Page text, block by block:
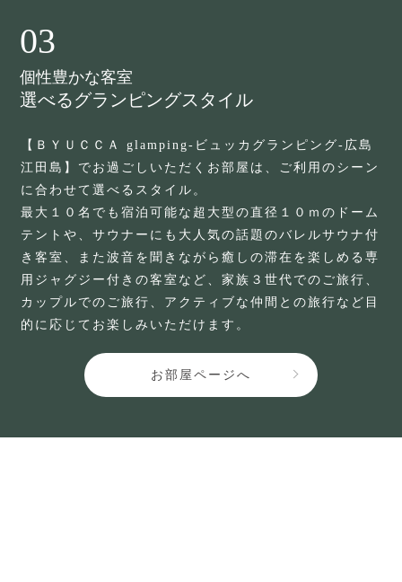
03
個性豊かな客室
選べるグランピングスタイル
【ＢＹＵＣＣＡ glamping-ビュッカグランピング-広島
江田島】でお過ごしいただくお部屋は、ご利用のシーン
に合わせて選べるスタイル。
最大１０名でも宿泊可能な超大型の直径１０ｍのドーム
テントや、サウナーにも大人気の話題のバレルサウナ付
き客室、また波音を聞きながら癒しの滞在を楽しめる専
用ジャグジー付きの客室など、家族３世代でのご旅行、
カップルでのご旅行、アクティブな仲間との旅行など目
的に応じてお楽しみいただけます。
お部屋ページへ